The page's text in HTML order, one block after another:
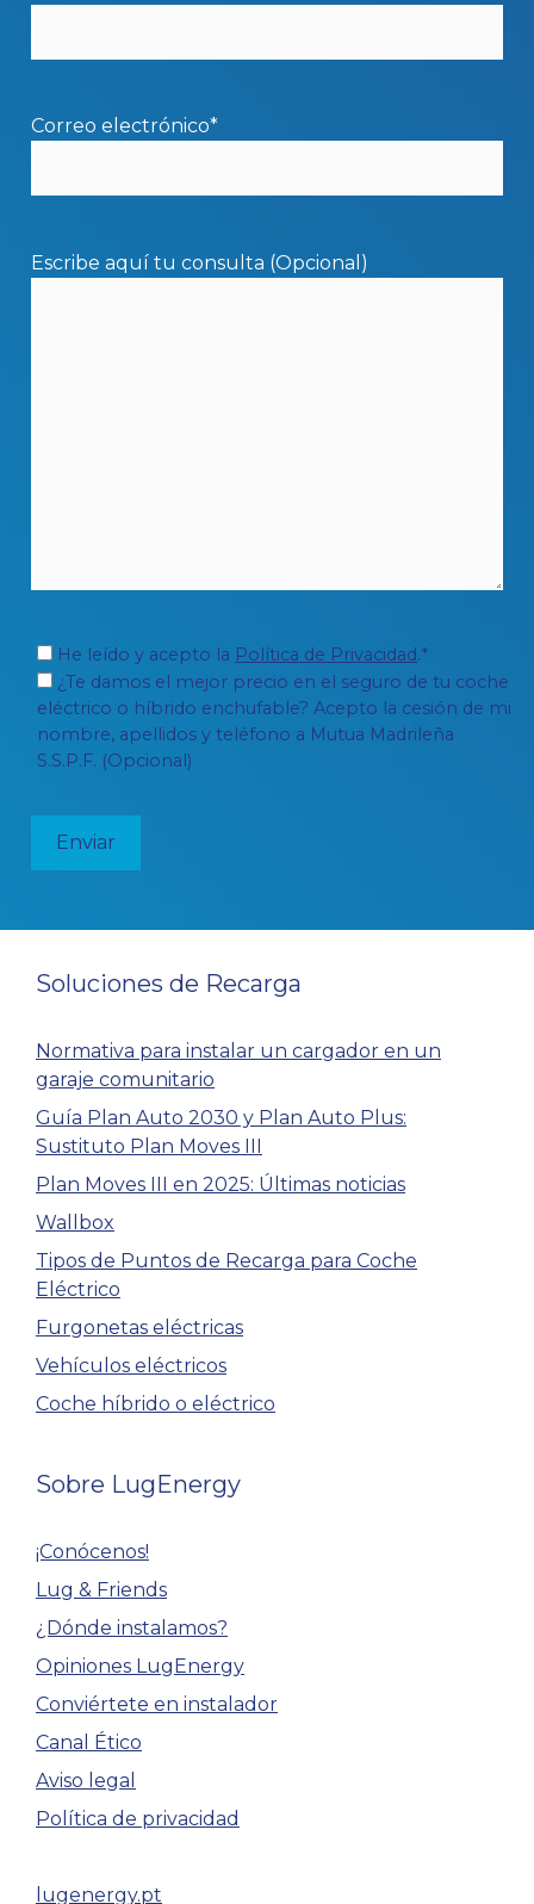
Correo electrónico*
Escribe aquí tu consulta (Opcional)
He leído y acepto la Política de Privacidad.*
¿Te damos el mejor precio en el seguro de tu coche
eléctrico o híbrido enchufable? Acepto la cesión de mi
nombre, apellidos y teléfono a Mutua Madrileña
S.S.P.F. (Opcional)
Soluciones de Recarga
Normativa para instalar un cargador en un
garaje comunitario
Guía Plan Auto 2030 y Plan Auto Plus:
Sustituto Plan Moves III
Plan Moves III en 2025: Últimas noticias
Wallbox
Tipos de Puntos de Recarga para Coche
Eléctrico
Furgonetas eléctricas
Vehículos eléctricos
Coche híbrido o eléctrico
Sobre LugEnergy
¡Conócenos!
Lug & Friends
¿Dónde instalamos?
Opiniones LugEnergy
Conviértete en instalador
Canal Ético
Aviso legal
Política de privacidad
lugenergy.pt